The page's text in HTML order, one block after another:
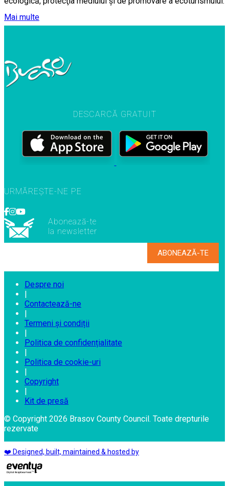
Mai multe
DESCARCĂ GRATUIT
URMĂREȘTE-NE PE
Abonează-te
la newsletter
Despre noi
|
Contactează-ne
|
Termeni și condiții
|
Politica de confidențialitate
|
Politica de cookie-uri
|
Copyright
|
Kit de presă
© Copyright 2026 Brasov County Council. Toate drepturile
rezervate
❤️ Designed, built, maintained & hosted by